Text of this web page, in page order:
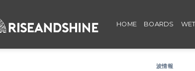
HOME BOARDS
波情報